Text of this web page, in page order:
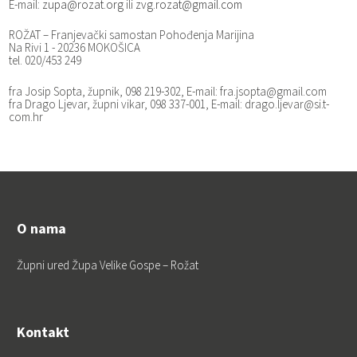
E-mail: zupa@rozat.org ili zvg.rozat@gmail.com
ROŽAT – Franjevački samostan Pohođenja Marijina
Na Rivi 1 - 20236 MOKOŠICA
tel. 020/453 249
fra Josip Sopta, župnik, 098 219-302, E-mail: fra.jsopta@gmail.com
fra Drago Ljevar, župni vikar, 098 337-001, E-mail: drago.ljevar@si.t-
com.hr
O nama
Župni ured Župa Velike Gospe – Rožat
Kontakt